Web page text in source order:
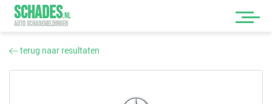
SCHADES.NL
AUTO SCHADEMELDINGEN
terug naar resultaten